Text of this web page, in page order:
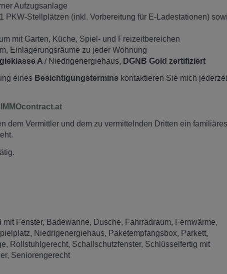
Aufzugsanlage
PKW-Stellplätzen (inkl. Vorbereitung für E-Ladestationen)
mit Garten, Küche, Spiel- und Freizeitbereichen
Einlagerungsräume zu jeder Wohnung
A / Niedrigenergiehaus, DGNB Gold zertifiziert
eines Besichtigungstermins kontaktieren Sie mich
dem Vermittler und dem zu vermittelnden Dritten ein
mit Fenster Badewanne Dusche Fahrradraum
Fernwärme
Niedrigenergiehaus Paketempfangsbox
Parkett
Rollstuhlgerecht Schallschutzfenster Schlüsselfertig mit
Seniorengerecht